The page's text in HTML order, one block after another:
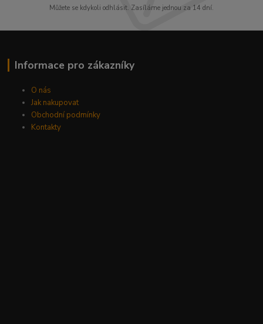
Můžete se kdykoli odhlásit. Zasíláme jednou za 14 dní.
Informace pro zákazníky
O nás
Jak nakupovat
Obchodní podmínky
Kontakty